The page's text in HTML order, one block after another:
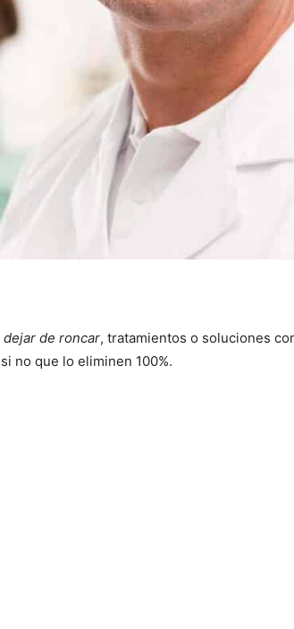
dejar de roncar, tratamientos o soluciones
no que lo eliminen 100%.